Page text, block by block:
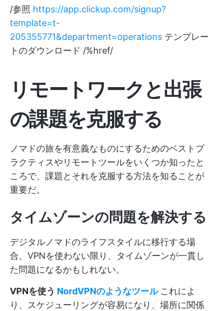
/参照 https://app.clickup.com/signup?
template=t-
205355771&department=operations テンプレー
トのダウンロード /%href/
リモートワークと出張
の課題を克服する
ノマドの旅を有意義なものにするためのベストプ
ラクティスやリモートツールをいくつか知ったと
ころで、課題とそれを克服する方法を知ることが
重要だ。
タイムゾーンの問題を解決する
デジタルノマドのライフスタイルに移行する場
合、VPNを使わない限り、タイムゾーンが一貫し
た問題になるかもしれない。
VPNを使う NordVPNのようなツール これによ
り、スケジューリングが容易になり、場所に関係